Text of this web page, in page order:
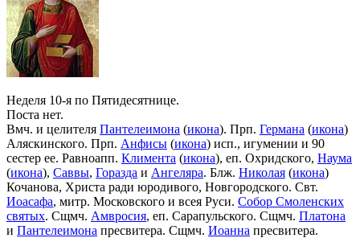
Неделя 10-я по Пятидесятнице.
Поста нет.
Вмч. и целителя Пантелеимона (икона). Прп. Германа (икона)
Аляскинского. Прп. Анфисы (икона) исп., игумении и 90
сестер ее. Равноапп. Климента (икона), еп. Охридского, Наума
(икона), Саввы, Горазда и Ангеляра. Блж. Николая (икона)
Кочанова, Христа ради юродивого, Новгородского. Свт.
Иоасафа, митр. Московского и всея Руси. Собор Смоленских
святых. Сщмч. Амвросия, еп. Сарапульского. Сщмч. Платона
и Пантелеимона пресвитера. Сщмч. Иоанна пресвитера.